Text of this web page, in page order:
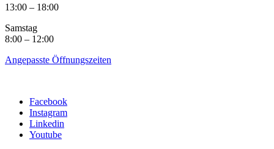
13:00 – 18:00
Samstag
8:00 – 12:00
Angepasste Öffnungszeiten
Facebook
Instagram
Linkedin
Youtube